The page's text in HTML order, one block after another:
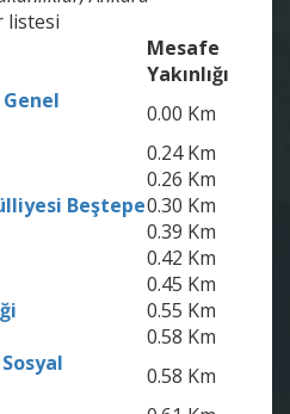
listesi
Mesafe
Yakınlığı
0.00 Km
0.24 Km
0.26 Km
Beştepe0.30 Km
0.39 Km
0.42 Km
0.45 Km
0.55 Km
0.58 Km
0.58 Km